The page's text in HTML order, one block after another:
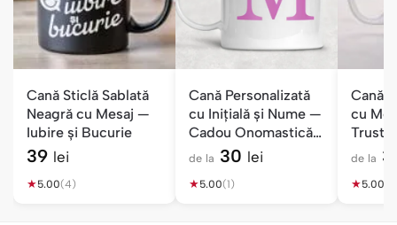
Cană Sticlă Sablată
Neagră cu Mesaj —
Iubire și Bucurie
39 lei
★5.00(4)
Cană Personalizată
cu Inițială și Nume —
Cadou Onomastică
Mihaela
de la 30 lei
★5.00(1)
Cană
cu
Trust
Doctor
de la
★5.00